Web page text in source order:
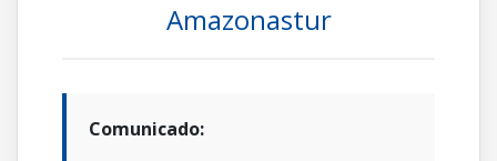
Amazonastur
Comunicado: